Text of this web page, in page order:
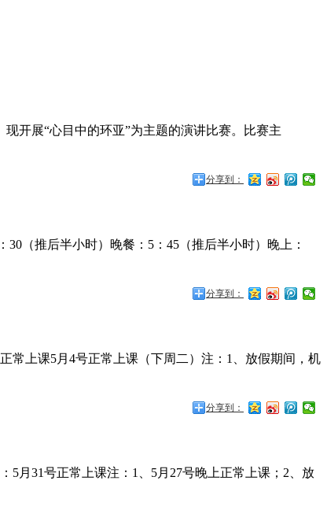
开展“心目中的环亚”为主题的演讲比赛。比赛主
分享到：
（推后半小时）晚餐：5：45（推后半小时）晚上：
分享到：
常上课5月4号正常上课（下周二）注：1、放假期间，机
分享到：
5月31号正常上课注：1、5月27号晚上正常上课；2、放